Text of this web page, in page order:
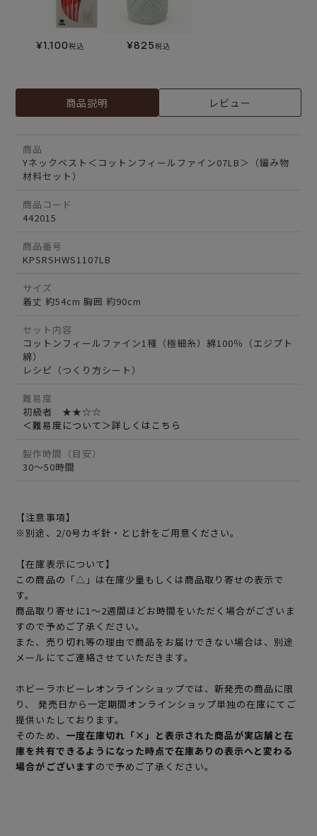
¥1,100税込 ¥825税込
商品説明 レビュー
商品
Yネックベスト＜コットンフィールファイン07LB＞（編み物
材料セット）
商品コード
442015
商品番号
KPSRSHWS1107LB
サイズ
着丈 約54cm 胸囲 約90cm
セット内容
コットンフィールファイン1種（極細糸）綿100％（エジプト
綿）
レシピ（つくり方シート）
難易度
初級者 ★★☆☆
＜難易度について＞詳しくはこちら
製作時間（目安）
30～50時間
【注意事項】
※別途、2/0号カギ針・とじ針をご用意ください。
【在庫表示について】
この商品の「△」は在庫少量もしくは商品取り寄せの表示で
す。
商品取り寄せに1～2週間ほどお時間をいただく場合がございま
すので予めご了承ください。
また、売り切れ等の理由で商品をお届けできない場合は、別途
メールにてご連絡させていただきます。
ホビーラホビーレオンラインショップでは、新発売の商品に限
り、 発売日から一定期間オンラインショップ単独の在庫にてご
提供いたしております。
そのため、 一度在庫切れ「×」と表示された商品が実店舗と在
庫を共有できるようになった時点で在庫ありの表示へと変わる
場合がございますので予めご了承ください。